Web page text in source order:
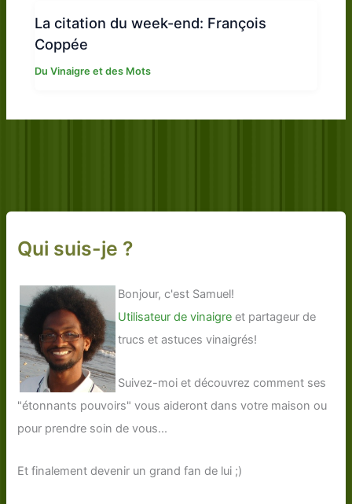
La citation du week-end: François
Coppée
Du Vinaigre et des Mots
Qui suis-je ?
Bonjour, c'est Samuel!
Utilisateur de vinaigre et partageur de
trucs et astuces vinaigrés!
Suivez-moi et découvrez comment ses
"étonnants pouvoirs" vous aideront dans votre maison ou
pour prendre soin de vous...
Et finalement devenir un grand fan de lui ;)